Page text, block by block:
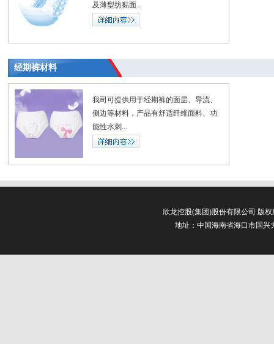
及薄型纺黏面...
经期裤材料
我司可提供用于经期裤的面层、导流、
侧边等材料，产品有舒适纤维面料、功
能性水刺...
欣龙控股(集团)股份有限公司 版
地址：中国海南省海口市国兴